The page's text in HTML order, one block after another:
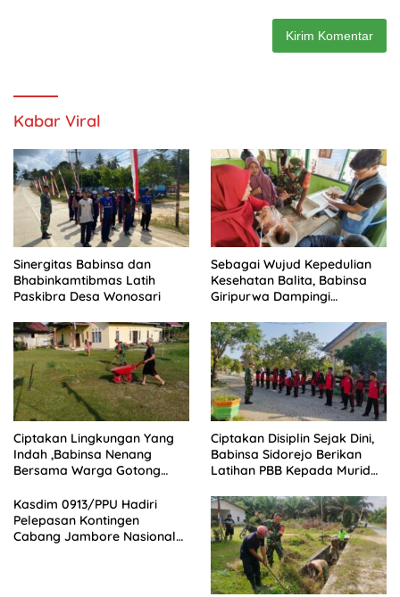
Kabar Viral
Sinergitas Babinsa dan
Bhabinkamtibmas Latih
Paskibra Desa Wonosari
Sebagai Wujud Kepedulian
Kesehatan Balita, Babinsa
Giripurwa Dampingi
Ciptakan Lingkungan Yang
Indah ,Babinsa Nenang
Bersama Warga Gotong
Ciptakan Disiplin Sejak Dini,
Babinsa Sidorejo Berikan
Latihan PBB Kepada Murid
Kasdim 0913/PPU Hadiri
Pelepasan Kontingen
Cabang Jambore Nasional